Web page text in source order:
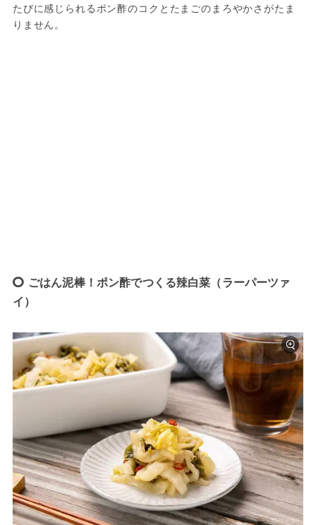
たびに感じられるポン酢のコクとたまごのまろやかさがたま
りません。
ごはん泥棒！ポン酢でつくる辣白菜（ラーパーツァ
イ）